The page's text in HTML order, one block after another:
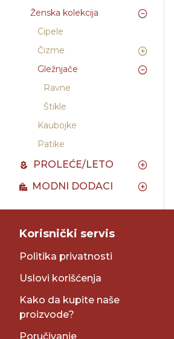
Ženska kolekcija
Cipele
Čizme
Gležnjače
Ravne
Štikle
Kaubojke
Patike
PROLEĆE/LETO
MODNI DODACI
Korisnički servis
Politika privatnosti
Uslovi korišćenja
Kako da kupite naše
proizvode?
Poručivanje